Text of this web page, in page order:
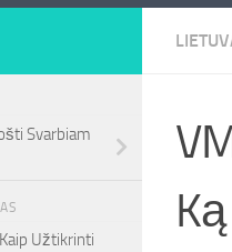
Svarbiam
Užtikrinti